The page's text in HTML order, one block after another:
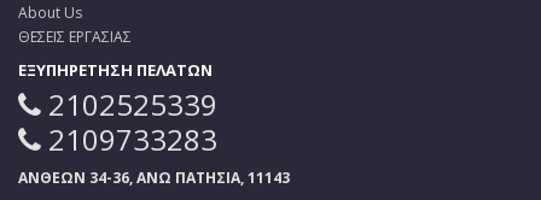
About Us
ΘΕΣΕΙΣ ΕΡΓΑΣΙΑΣ
ΕΞΥΠΗΡΕΤΗΣΗ ΠΕΛΑΤΩΝ
2102525339
2109733283
ΑΝΘΕΩΝ 34-36, ΑΝΩ ΠΑΤΗΣΙΑ, 11143